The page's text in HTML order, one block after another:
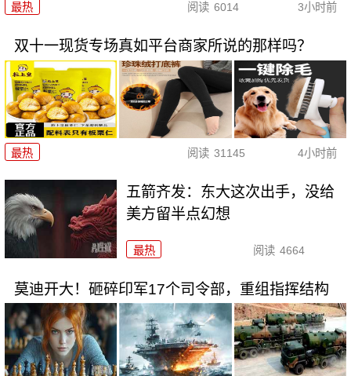
最热 阅读 6014 3小时前
双十一现货专场真如平台商家所说的那样吗？
最热 阅读 31145 4小时前
五箭齐发：东大这次出手，没给
美方留半点幻想
最热 阅读 4664
莫迪开大！砸碎印军17个司令部，重组指挥结构